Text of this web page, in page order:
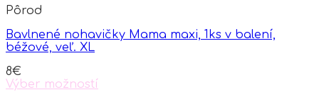
The
may
be
on
the
Pôrod
Bavlnené nohavičky Mama maxi, 1ks v balení,
béžové, veľ. XL
8€
Výber možností